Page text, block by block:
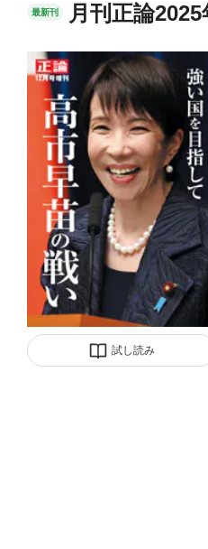
最新刊 月刊正論
試し読み